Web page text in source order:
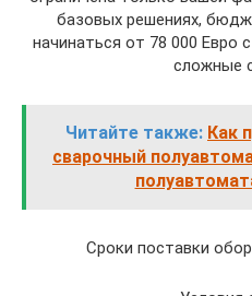
базовых решениях,
начинаться от 78 000
сложные
Читайте также: Как
сварочный
Сроки поставки